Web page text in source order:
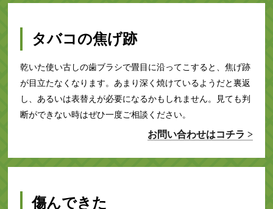
タバコの焦げ跡
乾いた使い古しの歯ブラシで畳目に沿ってこすると、焦げ跡
が目立たなくなります。あまり深く焼けているようだと裏返
し、あるいは表替えが必要になるかもしれません。見ても判
断ができない時はぜひ一度ご相談ください。
お問い合わせはコチラ >
傷んできた